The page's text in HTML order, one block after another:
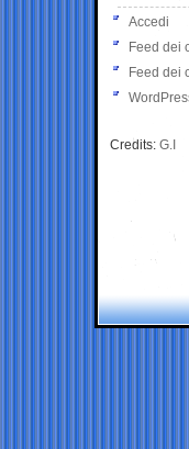
Accedi
Feed dei
Feed dei
Credits: G.I